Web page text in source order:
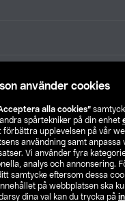
använder cookies
alla cookies”
spårtekniker på din enhet
förbättra upplevelsen på vår
användning samt anpassa
Vi använder fyra
analys och annonsering.
samtycke eftersom dessa
på webbplatsen ska
dina val kan du trycka på
Hitta butik
SE NO FI